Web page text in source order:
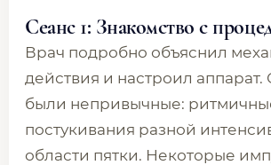
Сеанс 1: Знакомство с
Врач подробно объяснил
действия и настроил
были непривычные:
постукивания разной
области пятки. Некоторые